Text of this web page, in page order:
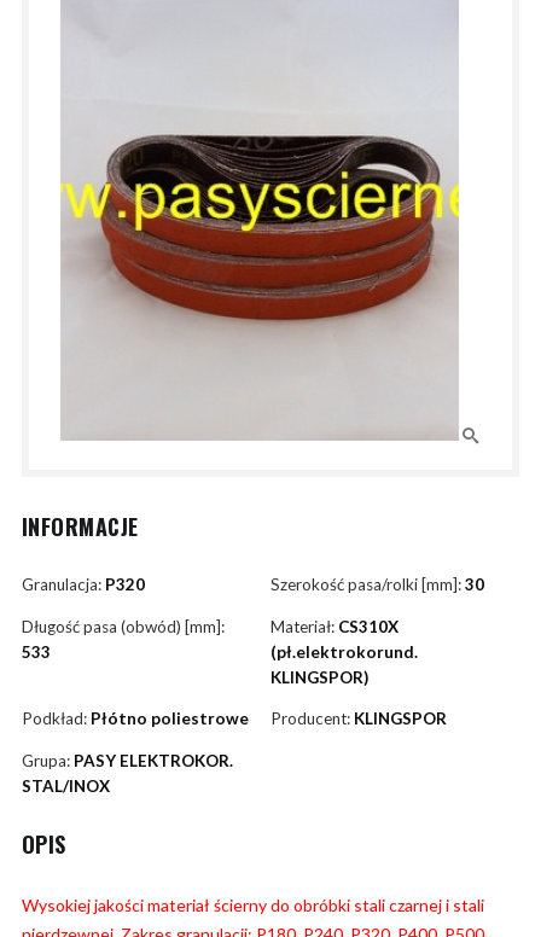
INFORMACJE
Granulacja: P320 Szerokość pasa/rolki [mm]:30
Długość pasa (obwód) [mm]:
533
Materiał: CS310X
(pł.elektrokorund.
KLINGSPOR)
Podkład: Płótno poliestrowe Producent: KLINGSPOR
Grupa: PASY ELEKTROKOR.
STAL/INOX
OPIS
Wysokiej jakości materiał ścierny do obróbki stali czarnej i stali